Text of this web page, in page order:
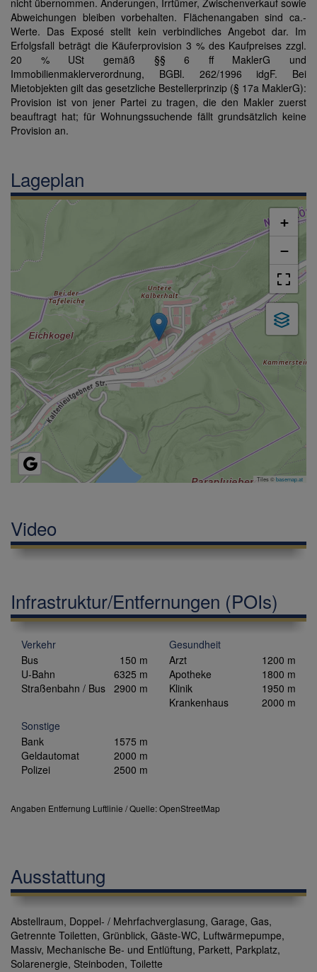
nicht übernommen. Änderungen, Irrtümer, Zwischenverkauf sowie
Abweichungen bleiben vorbehalten. Flächenangaben sind ca.-
Werte. Das Exposé stellt kein verbindliches Angebot dar. Im
Erfolgsfall beträgt die Käuferprovision 3 % des Kaufpreises zzgl.
20 % USt gemäß §§ 6 ff MaklerG und
Immobilienmaklerverordnung, BGBl. 262/1996 idgF. Bei
Mietobjekten gilt das gesetzliche Bestellerprinzip (§ 17a MaklerG):
Provision ist von jener Partei zu tragen, die den Makler zuerst
beauftragt hat; für Wohnungssuchende fällt grundsätzlich keine
Provision an.
Lageplan
+
−
Tiles ©basemap.at
Video
Infrastruktur/Entfernungen (POIs)
Verkehr
Bus
150 m
U-Bahn
6325 m
Straßenbahn / Bus 2900 m
Gesundheit
Arzt
1200 m
Apotheke
1800 m
Klinik
1950 m
Krankenhaus
2000 m
Sonstige
Bank
1575 m
Geldautomat
2000 m
Polizei
2500 m
Angaben Entfernung Luftlinie / Quelle: OpenStreetMap
Ausstattung
Abstellraum Doppel- / Mehrfachverglasung Garage Gas
Getrennte Toiletten Grünblick Gäste-WC Luftwärmepumpe
Massiv Mechanische Be- und Entlüftung Parkett Parkplatz
Solarenergie Steinboden Toilette